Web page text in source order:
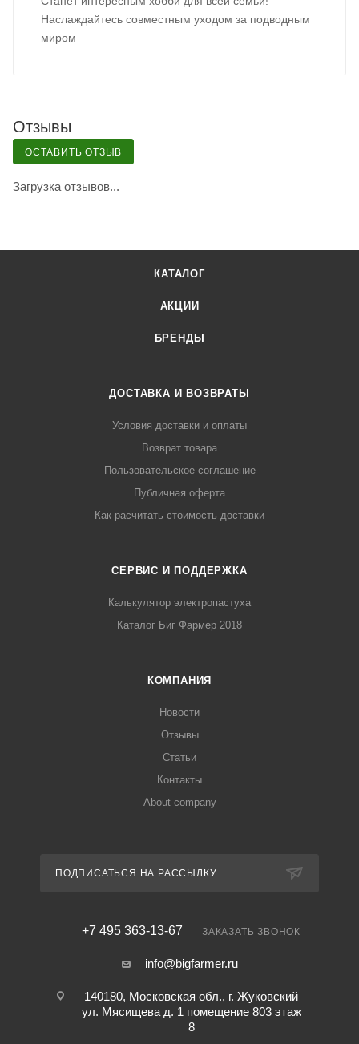
Наслаждайтесь совместным уходом за подводным
миром
Отзывы
ОСТАВИТЬ ОТЗЫВ
Загрузка отзывов...
КАТАЛОГ
АКЦИИ
БРЕНДЫ
ДОСТАВКА И ВОЗВРАТЫ
Условия доставки и оплаты
Возврат товара
Пользовательское соглашение
Публичная оферта
Как расчитать стоимость доставки
СЕРВИС И ПОДДЕРЖКА
Калькулятор электропастуха
Каталог Биг Фармер 2018
КОМПАНИЯ
Новости
Отзывы
Статьи
Контакты
About company
ПОДПИСАТЬСЯ НА РАССЫЛКУ
+7 495 363-13-67 ЗАКАЗАТЬ ЗВОНОК
info@bigfarmer.ru
140180, Московская обл., г. Жуковский
ул. Мясищева д. 1 помещение 803 этаж
8